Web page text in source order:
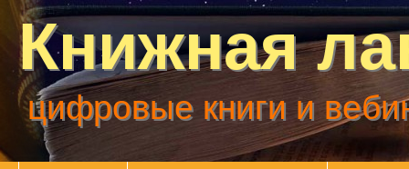
Книжная
цифровые книги и